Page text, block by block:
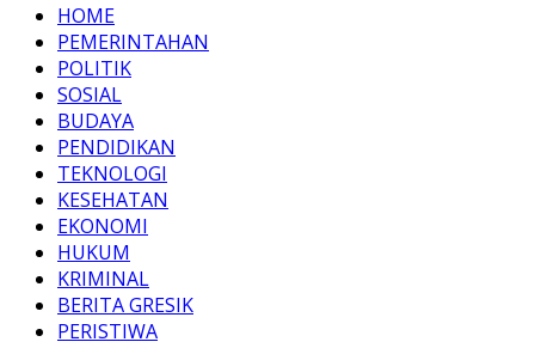
HOME
PEMERINTAHAN
POLITIK
SOSIAL
BUDAYA
PENDIDIKAN
TEKNOLOGI
KESEHATAN
EKONOMI
HUKUM
KRIMINAL
BERITA GRESIK
PERISTIWA